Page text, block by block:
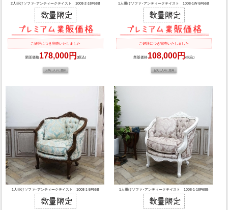
2人掛けソファ･アンティークテイスト 1008-2-18F68B
ご好評につき完売いたしました
業販価格178,000円(税込)
1人掛けソファ･アンティークテイスト 1008-1W-5F66B
ご好評につき完売いたしました
業販価格108,000円 (税込)
1人掛けソファ･アンティークテイスト 1008-1-5F66B 1人掛けソファ･アンティークテイスト 1008-1-18F68B